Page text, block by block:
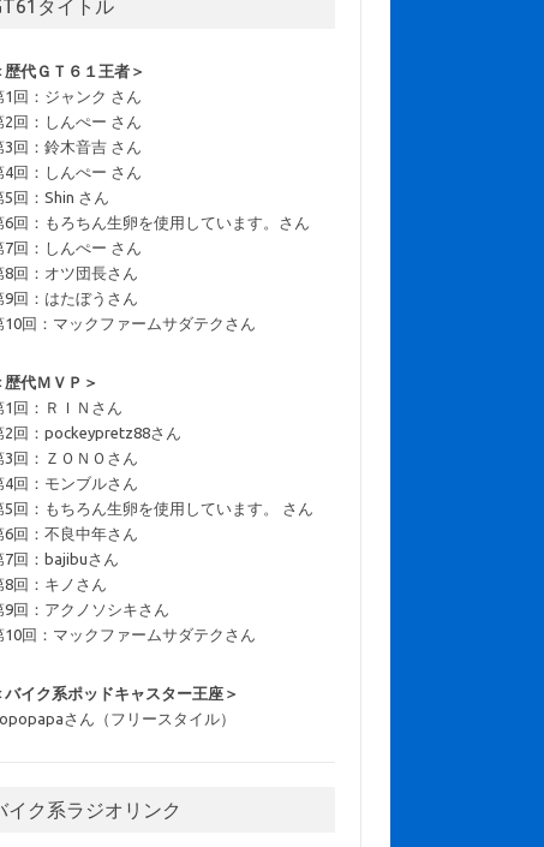
タイトル
歴代ＧＴ６１王者＞
1回：ジャンク さん
2回：しんぺー さん
3回：鈴木音吉 さん
4回：しんぺー さん
5回：Shin さん
6回：もろちん生卵を使用しています。さん
7回：しんぺー さん
8回：オツ団長さん
9回：はたぼうさん
10回：マックファームサダテクさん
歴代ＭＶＰ＞
1回：ＲＩＮさん
2回：pockeypretz88さん
3回：ＺＯＮＯさん
4回：モンブルさん
5回：もちろん生卵を使用しています。 さん
6回：不良中年さん
7回：bajibuさん
8回：キノさん
9回：アクノソシキさん
10回：マックファームサダテクさん
バイク系ポッドキャスター王座＞
さん（フリースタイル）
イク系ラジオリンク